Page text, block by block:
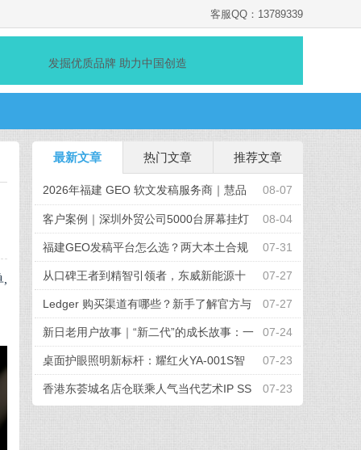
客服QQ：13789339
发掘优质品牌 助力中国创造
,
最新文章 热门文章 推荐文章
08-07
2026年福建 GEO 软文发稿服务商｜慧品
宣：以 AI 技术赋能品牌全域传播 08-04
客户案例｜深圳外贸公司5000台屏幕挂灯
采购项目顺利完成 07-31
福建GEO发稿平台怎么选？两大本土合规
推广平台实测推荐 07-27
从口碑王者到精智引领者，东威新能源十
周年发布全新品牌战略 07-27
Ledger 购买渠道有哪些？新手了解官方与
授权路径的完整参考 07-24
新日老用户故事｜“新二代”的成长故事：一
起出发的“移动伙伴” 07-23
桌面护眼照明新标杆：耀红火YA-001S智
能屏幕挂灯，办公电竞全场景适配 07-23
香港东荟城名店仓联乘人气当代艺术IP SS